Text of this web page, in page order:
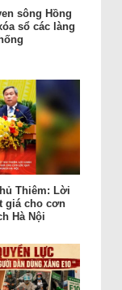
sông Hồng
sổ các làng
Thiêm: Lời
giá cho cơn
Hà Nội